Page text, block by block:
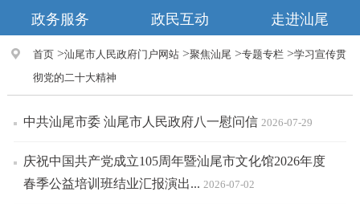
政务服务
政民互动 走进汕尾
首页>汕尾市人民政府门户网站>聚焦汕尾 >专题专栏>学习宣传贯
彻党的二十大精神
中共汕尾市委 汕尾市人民政府八一慰问信 2026-07-29
庆祝中国共产党成立105周年暨汕尾市文化馆2026年度
春季公益培训班结业汇报演出... 2026-07-02